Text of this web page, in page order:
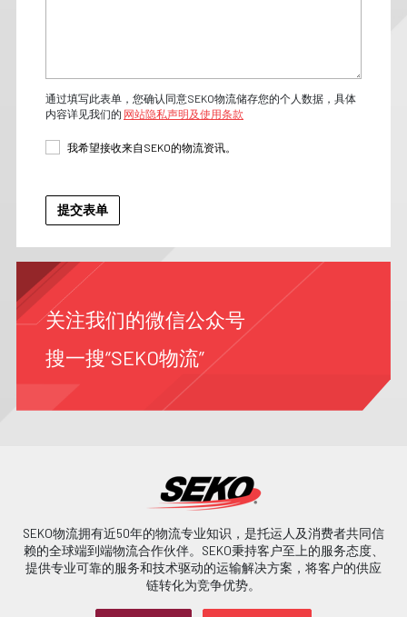
通过填写此表单，您确认同意SEKO物流储存您的个人数据，具体
内容详见我们的 网站隐私声明及使用条款
我希望接收来自SEKO的物流资讯。
关注我们的微信公众号
搜一搜“SEKO物流”
SEKO物流拥有近50年的物流专业知识，是托运人及消费者共同信
赖的全球端到端物流合作伙伴。SEKO秉持客户至上的服务态度、
提供专业可靠的服务和技术驱动的运输解决方案，将客户的供应
链转化为竞争优势。